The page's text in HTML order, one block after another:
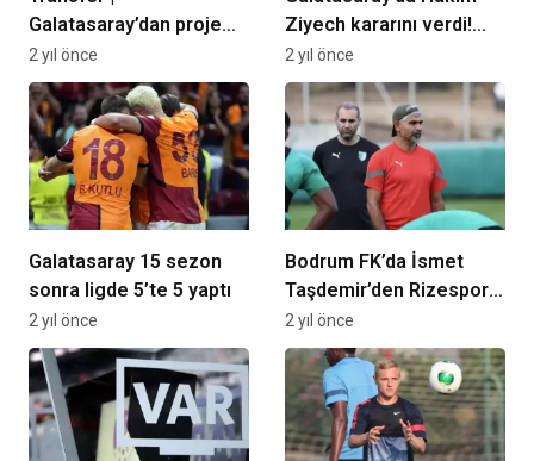
Galatasaray’dan proje
transferi! Genç ön libero
radarda
2 yıl önce
Ziyech kararını verdi!
Takım arkadaşlarına
söyledi
2 yıl önce
Galatasaray 15 sezon
sonra ligde 5’te 5 yaptı
2 yıl önce
Bodrum FK’da İsmet
Taşdemir’den Rizespor
yorumu: “Zorluk
derecesi yüksek
maçlardan biri”
2 yıl önce